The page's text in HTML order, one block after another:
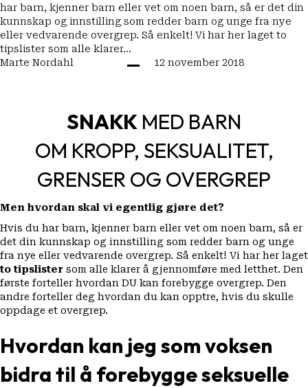
har barn, kjenner barn eller vet om noen barn, så er det din
kunnskap og innstilling som redder barn og unge fra nye
eller vedvarende overgrep. Så enkelt! Vi har her laget to
tipslister som alle klarer…
Marte Nordahl
12 november 2018
SNAKK MED BARN
OM KROPP, SEKSUALITET,
GRENSER OG OVERGREP
Men hvordan skal vi egentlig gjøre det?
Hvis du har barn, kjenner barn eller vet om noen barn, så er
det din kunnskap og innstilling som redder barn og unge
fra nye eller vedvarende overgrep. Så enkelt! Vi har her laget
to tipslister som alle klarer å gjennomføre med letthet. Den
første forteller hvordan DU kan forebygge overgrep. Den
andre forteller deg hvordan du kan opptre, hvis du skulle
oppdage et overgrep.
Hvordan kan jeg som voksen
bidra til å forebyggeseksuelle